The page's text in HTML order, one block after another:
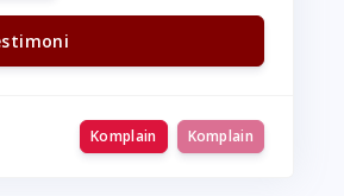
Komplain Komplain